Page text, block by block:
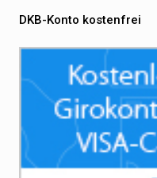
DKB-Konto kostenfrei